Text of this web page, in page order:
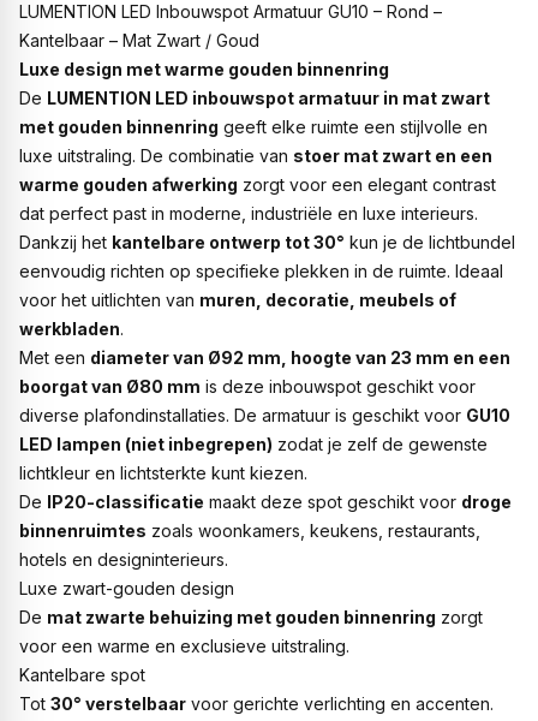
LUMENTION LED Inbouwspot Armatuur GU10 – Rond –
Kantelbaar – Mat Zwart / Goud
Luxe design met warme gouden binnenring
De LUMENTION LED inbouwspot armatuur in mat zwart
met gouden binnenring geeft elke ruimte een stijlvolle en
luxe uitstraling. De combinatie van stoer mat zwart en een
warme gouden afwerking zorgt voor een elegant contrast
dat perfect past in moderne, industriële en luxe interieurs.
Dankzij het kantelbare ontwerp tot 30° kun je de lichtbundel
eenvoudig richten op specifieke plekken in de ruimte. Ideaal
voor het uitlichten van muren, decoratie, meubels of
werkbladen.
Met een diameter van Ø92 mm, hoogte van 23 mm en een
boorgat van Ø80 mm is deze inbouwspot geschikt voor
diverse plafondinstallaties. De armatuur is geschikt voor GU10
LED lampen (niet inbegrepen) zodat je zelf de gewenste
lichtkleur en lichtsterkte kunt kiezen.
De IP20-classificatie maakt deze spot geschikt voor droge
binnenruimtes zoals woonkamers, keukens, restaurants,
hotels en designinterieurs.
Luxe zwart-gouden design
De mat zwarte behuizing met gouden binnenring zorgt
voor een warme en exclusieve uitstraling.
Kantelbare spot
Tot 30° verstelbaar voor gerichte verlichting en accenten.